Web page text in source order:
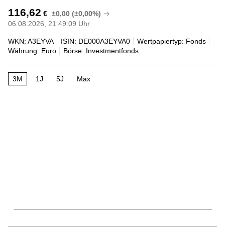
116,62 € ±0,00 (±0,00%)
06.08.2026, 21:49:09 Uhr
WKN: A3EYVA ISIN: DE000A3EYVA0
Wertpapiertyp: Fonds
Währung: Euro
Börse: Investmentfonds
3M 1J 5J Max